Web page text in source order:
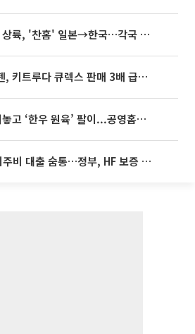
태풍 '돌핀' 중국 상륙, '찬홈' 일본→한국…각국 기상청 예상 경로는?
대신證 “알테오젠, 키트루다 큐렉스 판매 3배 급증…목표가 41만원 상향”
한우 원육’ 팔이...공영홈쇼핑 표기·검증 구멍
재건축·재개발 이주비 대출 숨통…정부, HF 보증 신설 추진